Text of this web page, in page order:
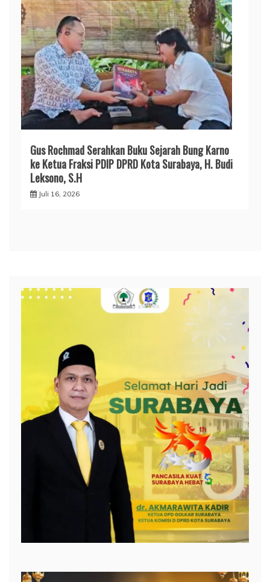
Gus Rochmad Serahkan Buku Sejarah Bung Karno
ke Ketua Fraksi PDIP DPRD Kota Surabaya, H. Budi
Leksono, S.H
Juli 16, 2026